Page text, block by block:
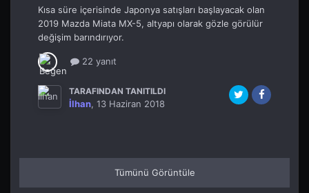
Kısa süre içerisinde Japonya satışları başlayacak olan
2019 Mazda Miata MX-5, altyapı olarak gözle görülür
değişim barındırıyor.
22 yanıt
TARAFINDAN TANITILDI
İlhan, 13 Haziran 2018
Tümünü Görüntüle